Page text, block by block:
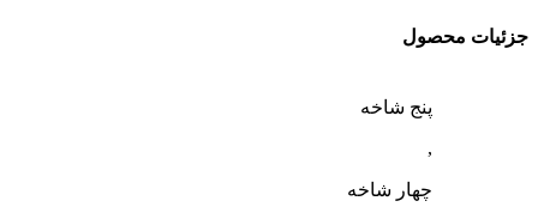
جزئیات محصول
پنج شاخه
,
چهار شاخه